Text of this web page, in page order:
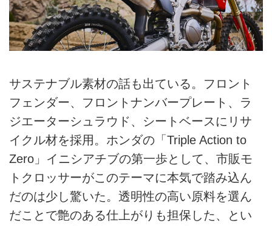
サステナブル素材の話も出ている。フロント
フェンダー、フロントナンバープレート、ラ
ジエーターシュラウド、シートベースにリサ
イクル材を採用。ホンダの「Triple Action to
Zero」イニシアチブの第一歩として、市販モ
トクロッサーがこのテーマに本気で踏み込ん
だのは少し驚いた。透明性の高い原料を選ん
だことで艶のある仕上がりも担保した、とい